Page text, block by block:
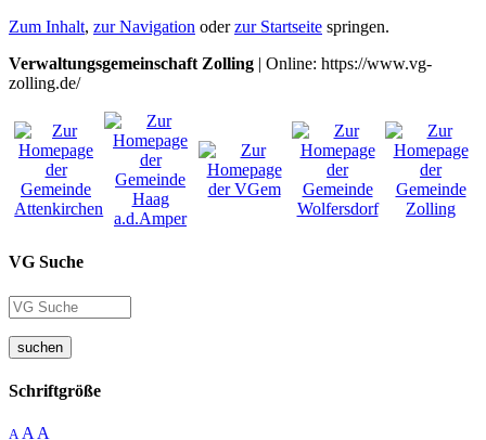
Zum Inhalt, zur Navigation oderzur Startseite springen.
Verwaltungsgemeinschaft Zolling | Online: https://www.vg-
zolling.de/
VG Suche
suchen
Schriftgröße
A A A